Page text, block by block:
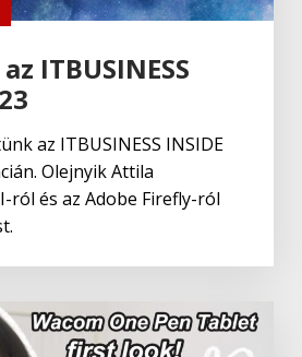
ITBUSINESS
az ITBUSINESS INSIDE
Olejnyik Attila
ról és az Adobe Firefly-ról